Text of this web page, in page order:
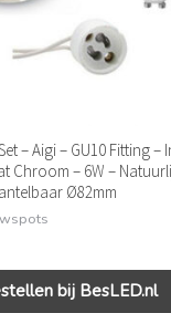
– Aigi – GU10 Fitting –
Chroom – 6W –
Ø82mm
bij BesLED.nl